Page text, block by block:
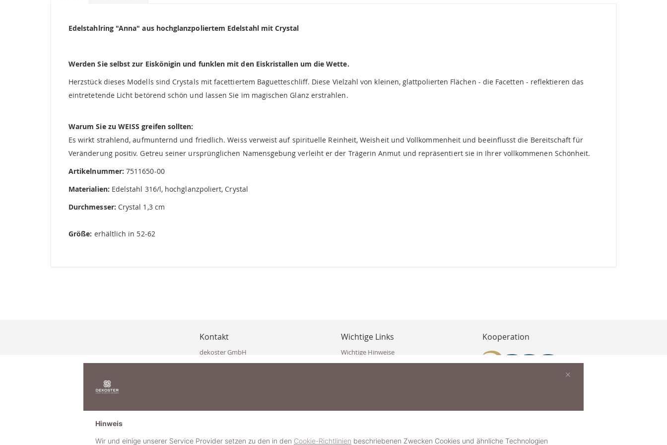
Edelstahlring "Anna" aus hochglanzpoliertem Edelstahl mit Crystal
Werden Sie selbst zur Eiskönigin und funklen mit den Eiskristallen um die Wette.
Herzstück dieses Modells sind Crystals mit facettiertem Baguetteschliff. Diese Vielzahl von kleinen, glattpolierten Flächen - die Facetten - reflektieren das
eintretetende Licht betörend schön und lassen Sie im magischen Glanz erstrahlen.
Warum Sie zu WEISS greifen sollten:
Es wirkt strahlend, aufmunternd und friedlich. Weiss verweist auf spirituelle Reinheit, Weisheit und Vollkommenheit und beeinflusst die Bereitschaft für
Veränderung positiv. Getreu seiner ursprünglichen Namensgebung verleiht er der Trägerin Anmut und repräsentiert sie in Ihrer vollkommenen Schönheit.
Artikelnummer: 7511650-00
Materialien: Edelstahl 316/l, hochglanzpoliert, Crystal
Durchmesser: Crystal 1,3 cm
Größe: erhältlich in 52-62
Kontakt
dekoster GmbH
Eisenkappler Str. 10
+43 677 623 47 410 (WhatsApp)
Wichtige Links
Wichtige Hinweise
Häufig gestellte Fragen (FAQ)
Schmuckerlebnis / Schmuckparty buchen
Kooperation
Hinweis
Wir und einige unserer Service Provider setzen zu den in den Cookie-Richtlinien beschriebenen Zwecken Cookies und ähnliche Technologien
×